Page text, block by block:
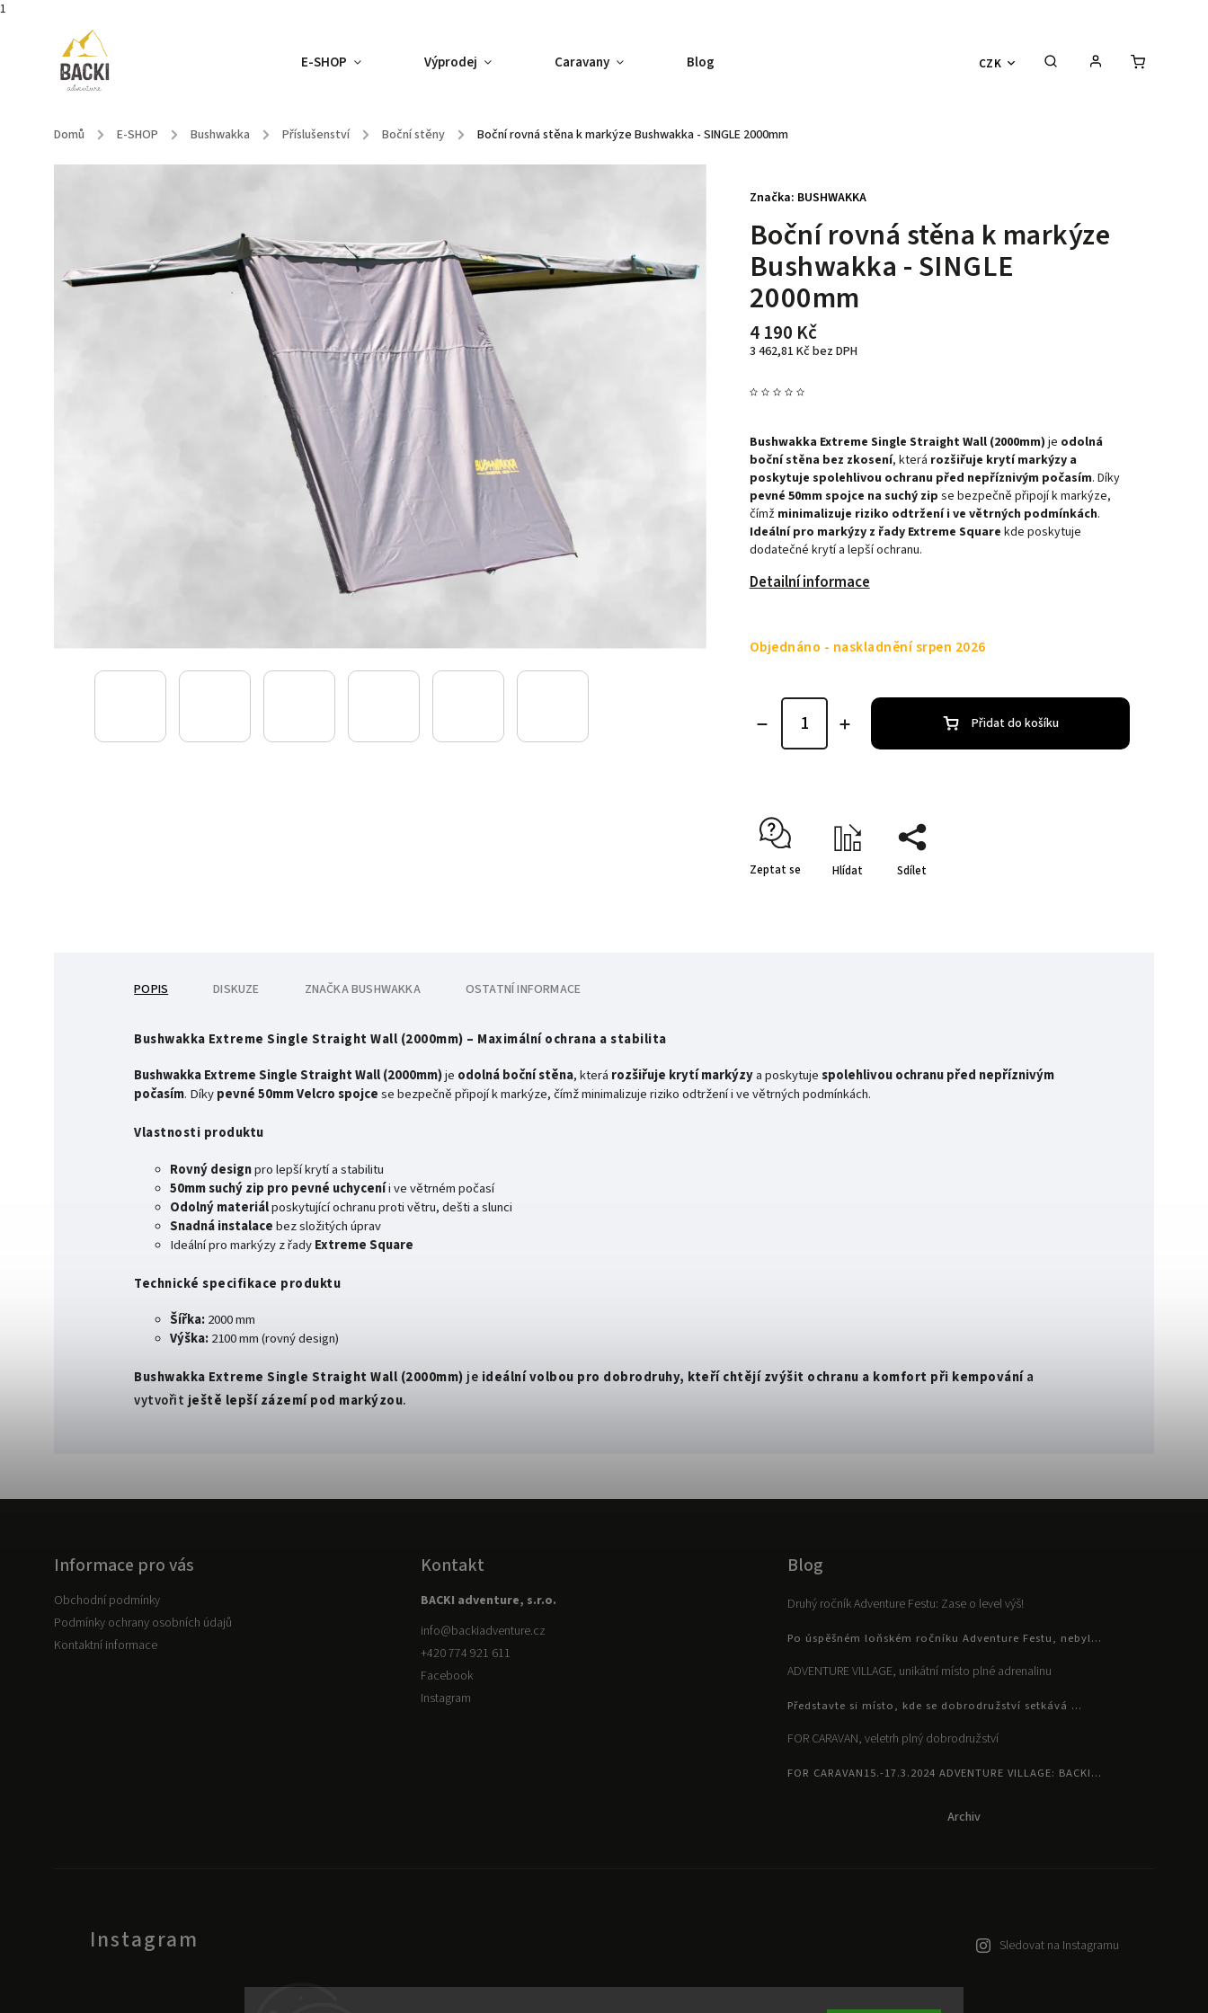
1
CZK
E-SHOP Výprodej Caravany Blog
Domů / E-SHOP / Bushwakka / Příslušenství / Boční stěny / Boční rovná stěna k markýze Bushwakka - SINGLE 2000mm
Boční rovná stěna k markýze
Bushwakka - SINGLE
2000mm
4 190 Kč
3 462,81 Kč bez DPH
Bushwakka Extreme Single Straight Wall (2000mm) je odolná
boční stěna bez zkosení, která rozšiřuje krytí markýzy a
poskytuje spolehlivou ochranu před nepříznivým počasím. Díky
pevné 50mm spojce na suchý zip se bezpečně připojí k markýze,
čímž minimalizuje riziko odtržení i ve větrných podmínkách.
Ideální pro markýzy z řady Extreme Square kde poskytuje
dodatečné krytí a lepší ochranu.
Detailní informace
Značka: BUSHWAKKA
Objednáno - naskladnění srpen 2026
Přidat do košíku
Zeptat se Hlídat Sdílet
POPIS DISKUZE ZNAČKABUSHWAKKA OSTATNÍ INFORMACE
Bushwakka Extreme Single Straight Wall (2000mm) – Maximální ochrana a stabilita
Bushwakka Extreme Single Straight Wall (2000mm)je odolná boční stěna, která rozšiřuje krytí markýzya poskytujespolehlivou ochranu před nepříznivým
počasím. Díkypevné 50mm Velcro spojcese bezpečně připojí k markýze, čímž minimalizuje riziko odtržení i ve větrných podmínkách.
Vlastnosti produktu
Rovný designpro lepší krytí a stabilitu
50mm suchý zip pro pevné uchyceníi ve větrném počasí
Odolný materiálposkytující ochranu proti větru, dešti a slunci
Snadná instalacebez složitých úprav
Ideální pro markýzy z řadyExtreme Square
Technické specifikace produktu
Šířka:2000 mm
Výška:2100 mm (rovný design)
Bushwakka Extreme Single Straight Wall (2000mm) je ideální volbou pro dobrodruhy, kteří chtějí zvýšit ochranu a komfort při kempovánía
vytvořit ještě lepší zázemí pod markýzou.
Instagram Sledovat na Instagramu
Informace pro vás
Obchodní podmínky
Podmínky ochrany osobních údajů
Kontaktní informace
Kontakt
BACKI adventure, s.r.o.
info@backiadventure.cz
+420 774 921 611
Facebook
Instagram
Blog
Druhý ročník Adventure Festu: Zase o level výš!
Po úspěšném loňském ročníku Adventure Festu, nebyl...
ADVENTURE VILLAGE, unikátní místo plné adrenalinu
Představte si místo, kde se dobrodružství setkává ...
FOR CARAVAN, veletrh plný dobrodružství
FOR CARAVAN15.-17.3.2024 ADVENTURE VILLAGE: BACKI...
Archiv